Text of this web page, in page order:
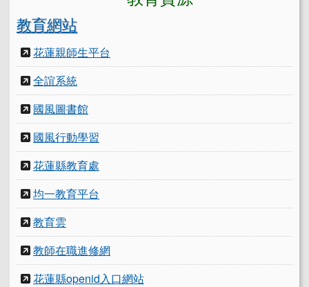
教育網站
花蓮親師生平台
全誼系統
國風圖書館
國風行動學習
花蓮縣教育處
均一教育平台
教育雲
教師在職進修網
花蓮縣openid入口網站